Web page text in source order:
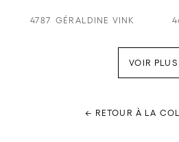
4787 GÉRALDINE VINK
VOIR PLUS
← RETOUR À LA